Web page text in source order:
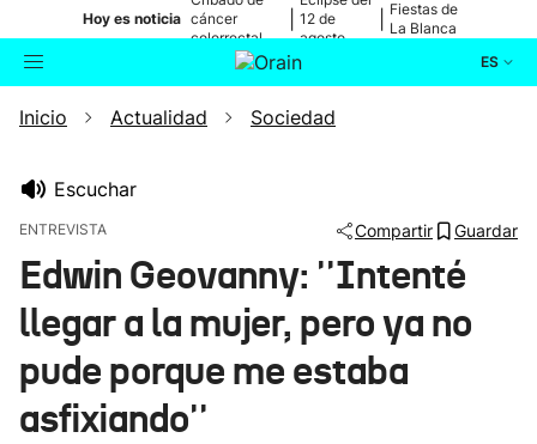
Hoy es noticia cáncer
colorrectal
12 de
agosto
Fiestas de
La Blanca
ES
Buscador Actualidad
Ikusmiran
Eguraldia
Inicio Actualidad Sociedad
Escuchar
ENTREVISTA Compartir Guardar
Edwin Geovanny: ''Intenté
llegar a la mujer, pero ya no
pude porque me estaba
asfixiando''